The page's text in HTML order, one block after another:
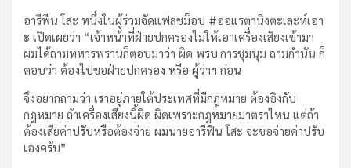
อารีฟีน โสะ หนึ่งในผู้ร่วมจัดแฟลชม็อบ #ออแรตานิงตะเละห์เอา
ะ เปิดเผยว่า “เจ้าหน้าที่ฝ่ายปกครองไม่ให้เอาเครื่องเสียงเข้ามา
ผมได้ถามทหารพรานก็ตอบมาว่า ผิด พรบ.การชุมนุม ถามกำนัน ก็
ตอบว่า ต้องไปขอฝ่ายปกครอง หรือ ผู้ว่าฯ ก่อน
จึงอยากถามว่า เราอยู่ภายใต้ประเทศที่มีกฎหมาย ต้องอิงกับ
กฎหมาย ถ้าเครื่องเสียงนี้ผิด ผิดเพราะกฎหมายมาตราไหน แต่ถ้า
ต้องเสียค่าปรับหรือต้องจ่าย ผมนายอารีฟีน โสะ จะขอจ่ายค่าปรับ
เองครับ”